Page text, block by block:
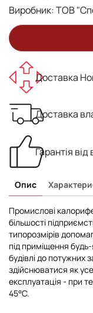
Виробник:ТОВ
Доставка
Доставка
Гарантія
Опис
Промислові
більшості
типорозмірів
під приміщення
будівлі до потужних
здійснюватися як
експлуатація - при
45°С.